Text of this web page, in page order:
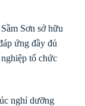
Sơn sở hữu
ứng đầy đủ
tổ chức
nghỉ dưỡng